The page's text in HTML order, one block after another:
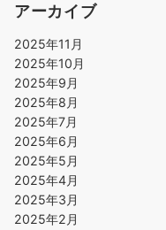
アーカイブ
2025年11月
2025年10月
2025年9月
2025年8月
2025年7月
2025年6月
2025年5月
2025年4月
2025年3月
2025年2月